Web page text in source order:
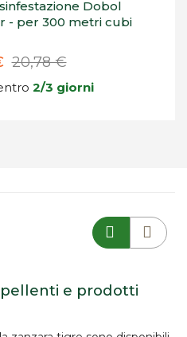
Dobol
- per 300 metri cubi
20,78 €
2/3 giorni
e prodotti